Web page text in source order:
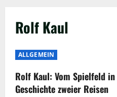
Rolf Kaul
ALLGEMEIN
Rolf Kaul: Vom Spielfeld
Geschichte zweier Reisen